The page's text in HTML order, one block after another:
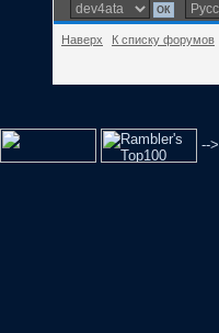
Наверх К списку форумов
-->